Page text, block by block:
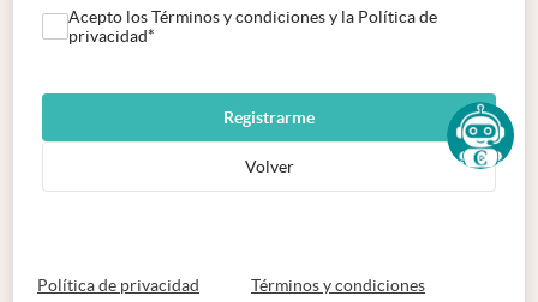
Acepto los Términos y condiciones y la Política de
privacidad*
Registrarme
Volver
Política de privacidad abre en nueva pestaña
Términos y condicionesabre en nueva